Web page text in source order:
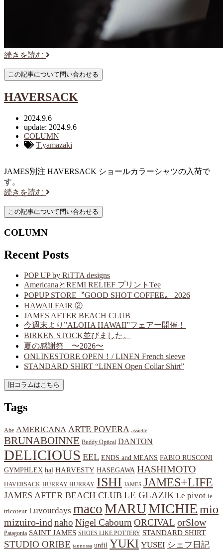
続きを読む
HAVERSACK
2024.9.6
update: 2024.9.6
COLUMN
T.yamazaki
JAMES別注 HAVERSACK ショールカラーシャツの入荷で
す。
続きを読む
COLUMN
Recent Posts
POP UP by RiTTA designs
AmericanaとREMI RELIEF プリントTee
POPUP STORE〝GOOD SHOT COFFEE〟 2026
HAWAII FAIR ②
JAMES AFTER BEACH CLUB
今週末より”ALOHA HAWAII”フェアー開催！
BIRKEN STOCK並びました。
夏の感謝祭 〜2026〜
ONLINESTORE OPEN！/ LINEN French sleeve
STANDARD SHIRT “LINEN Open Collar Shirt”
Tags
Abe AMERICANA ARTE POVERA assiette
BRUNABOINNE Buddy Optical DANTON
DELICIOUS EEL ENDS and MEANS FABIO RUSCONI
GYMPHLEX hal HARVESTY HASEGAWA HASHIMOTO
HAVERSACK HURRAY HURRAY ISHI JAMES JAMES+LIFE
JAMES AFTER BEACH CLUB LE GLAZIK Le pivot le
tricoteur Luvourdays macoMARUMICHIEmio
mizuiro-indnaho Nigel Cabourn ORCIVAL orSlow
Patagonia SAINT JAMES SHOES LIKE POTTERY STANDARD SHIRT
STUDIO ORIBE tannossa unfil YUKI YUSEI シェフ日記